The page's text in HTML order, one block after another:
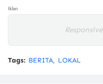
Iklan
Tags: BERITA LOKAL